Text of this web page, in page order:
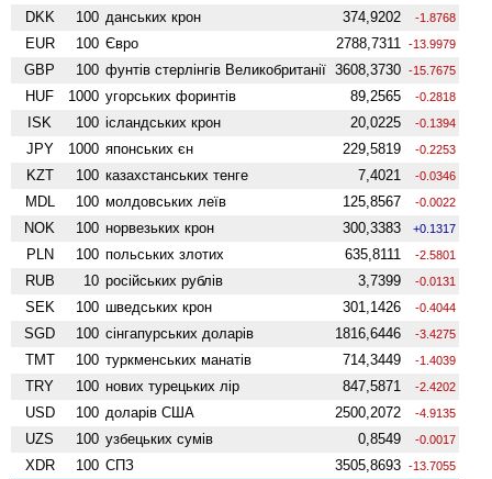
DKK 100 данських крон 374,9202 -1.8768
EUR 100 Євро 2788,7311 -13.9979
GBP 100 фунтів стерлінгів Велико­британії 3608,3730 -15.7675
HUF 1000 угорських форинтів 89,2565 -0.2818
ISK 100 ісландських крон 20,0225 -0.1394
JPY 1000 японських єн 229,5819 -0.2253
KZT 100 казахстанських тенге 7,4021 -0.0346
MDL 100 молдовських леїв 125,8567 -0.0022
NOK 100 норвезьких крон 300,3383 +0.1317
PLN 100 польських злотих 635,8111 -2.5801
RUB 10 російських рублів 3,7399 -0.0131
SEK 100 шведських крон 301,1426 -0.4044
SGD 100 сінгапурських доларів 1816,6446 -3.4275
TMT 100 туркменських манатів 714,3449 -1.4039
TRY 100 нових турецьких лір 847,5871 -2.4202
USD 100 доларів США 2500,2072 -4.9135
UZS 100 узбецьких сумів 0,8549 -0.0017
XDR 100 СПЗ 3505,8693 -13.7055